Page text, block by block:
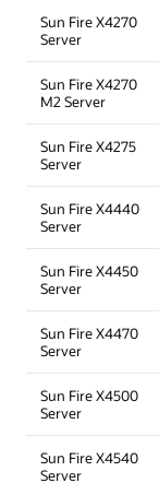
Sun Fire X4270
Server
Sun Fire X4270
M2 Server
Sun Fire X4275
Server
Sun Fire X4440
Server
Sun Fire X4450
Server
Sun Fire X4470
Server
Sun Fire X4500
Server
Sun Fire X4540
Server